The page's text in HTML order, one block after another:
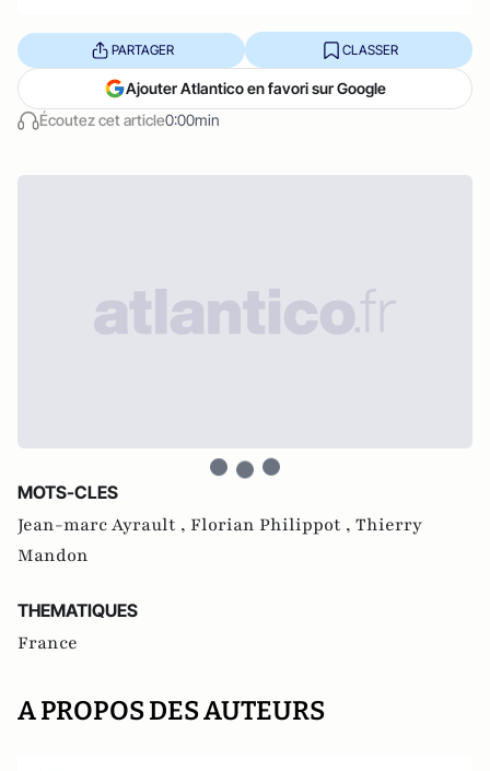
Écoutez cet article0:00min
PARTAGER CLASSER
Ajouter Atlantico en favori sur Google
MOTS-CLES
Jean-marc Ayrault , Florian Philippot , Thierry
Mandon
THEMATIQUES
France
A PROPOS DES AUTEURS